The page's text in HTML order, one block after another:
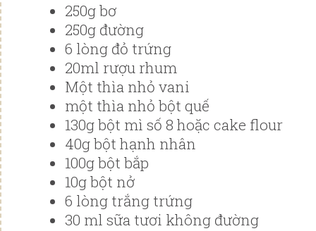
250g bơ
250g đường
6 lòng đỏ trứng
20ml rượu rhum
Một thìa nhỏ vani
một thìa nhỏ bột quế
130g bột mì số 8 hoặc cake flour
40g bột hạnh nhân
100g bột bắp
10g bột nở
6 lòng trắng trứng
30 ml sữa tươi không đường